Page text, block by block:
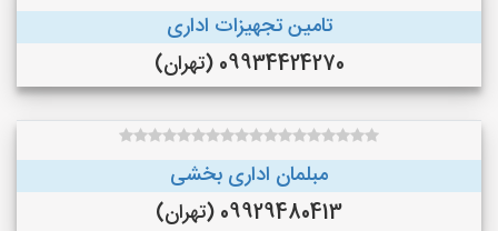
تامین تجهیزات اداری
09934424270 (تهران)
مبلمان اداری بخشی
09929480413 (تهران)